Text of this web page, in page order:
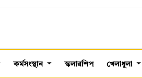
কর্মসংস্থান স্কলারশিপ খেলাধুলা